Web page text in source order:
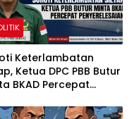
Keterlambatan
Ketua DPC PBB Butur
BKAD Percepat